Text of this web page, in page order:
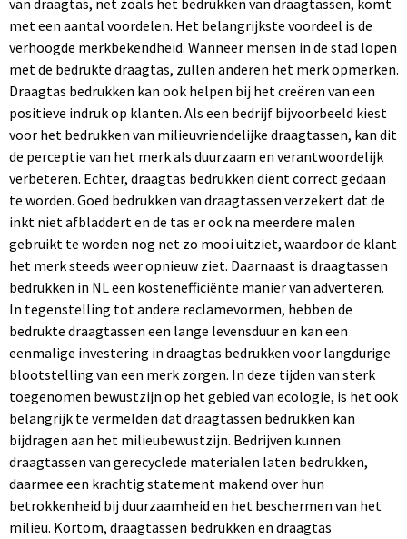
van draagtas, net zoals het bedrukken van draagtassen, komt
met een aantal voordelen. Het belangrijkste voordeel is de
verhoogde merkbekendheid. Wanneer mensen in de stad lopen
met de bedrukte draagtas, zullen anderen het merk opmerken.
Draagtas bedrukken kan ook helpen bij het creëren van een
positieve indruk op klanten. Als een bedrijf bijvoorbeeld kiest
voor het bedrukken van milieuvriendelijke draagtassen, kan dit
de perceptie van het merk als duurzaam en verantwoordelijk
verbeteren. Echter, draagtas bedrukken dient correct gedaan
te worden. Goed bedrukken van draagtassen verzekert dat de
inkt niet afbladdert en de tas er ook na meerdere malen
gebruikt te worden nog net zo mooi uitziet, waardoor de klant
het merk steeds weer opnieuw ziet. Daarnaast is draagtassen
bedrukken in NL een kostenefficiënte manier van adverteren.
In tegenstelling tot andere reclamevormen, hebben de
bedrukte draagtassen een lange levensduur en kan een
eenmalige investering in draagtas bedrukken voor langdurige
blootstelling van een merk zorgen. In deze tijden van sterk
toegenomen bewustzijn op het gebied van ecologie, is het ook
belangrijk te vermelden dat draagtassen bedrukken kan
bijdragen aan het milieubewustzijn. Bedrijven kunnen
draagtassen van gerecyclede materialen laten bedrukken,
daarmee een krachtig statement makend over hun
betrokkenheid bij duurzaamheid en het beschermen van het
milieu. Kortom, draagtassen bedrukken en draagtas